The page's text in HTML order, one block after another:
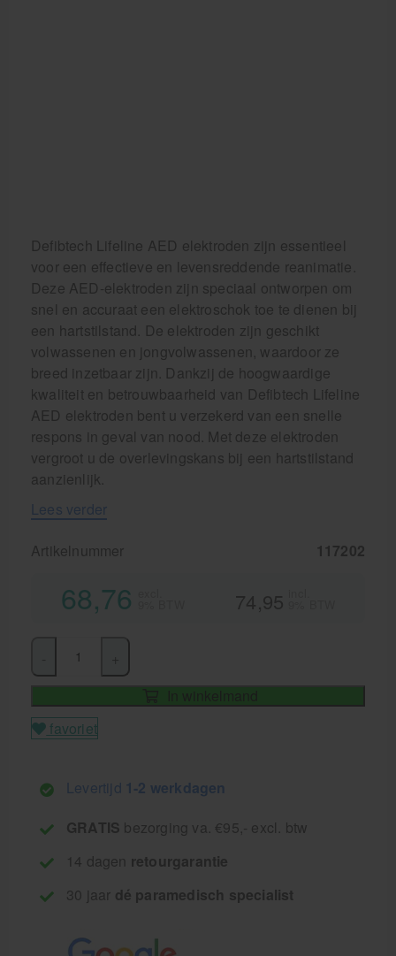
Defibtech Lifeline AED elektroden zijn essentieel
voor een effectieve en levensreddende reanimatie.
Deze AED-elektroden zijn speciaal ontworpen om
snel en accuraat een elektroschok toe te dienen bij
een hartstilstand. De elektroden zijn geschikt
volwassenen en jongvolwassenen, waardoor ze
breed inzetbaar zijn. Dankzij de hoogwaardige
kwaliteit en betrouwbaarheid van Defibtech Lifeline
AED elektroden bent u verzekerd van een snelle
respons in geval van nood. Met deze elektroden
vergroot u de overlevingskans bij een hartstilstand
aanzienlijk.
Lees verder
Artikelnummer 117202
68,76 74,95
In winkelmand
favoriet
Levertijd 1-2 werkdagen
GRATIS bezorging va. €95,- excl. btw
14 dagen retourgarantie
30 jaar dé paramedisch specialist